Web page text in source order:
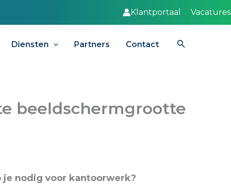
Klantportaal Vacatures
Diensten Partners Contact Zoeken
beeldschermgrootte
nodig voor kantoorwerk?